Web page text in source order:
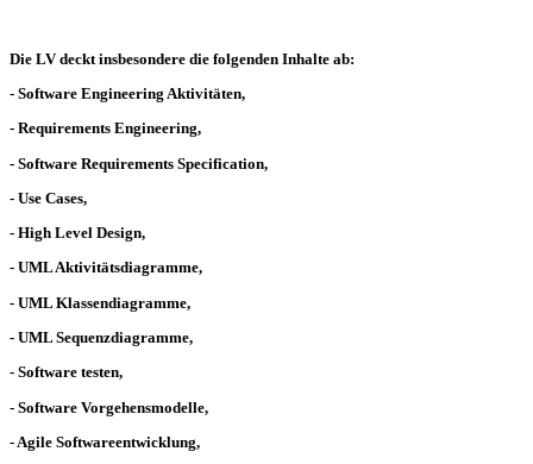
Die LV deckt insbesondere die folgenden Inhalte ab:
- Software Engineering Aktivitäten,
- Requirements Engineering,
- Software Requirements Specification,
- Use Cases,
- High Level Design,
- UML Aktivitätsdiagramme,
- UML Klassendiagramme,
- UML Sequenzdiagramme,
- Software testen,
- Software Vorgehensmodelle,
- Agile Softwareentwicklung,